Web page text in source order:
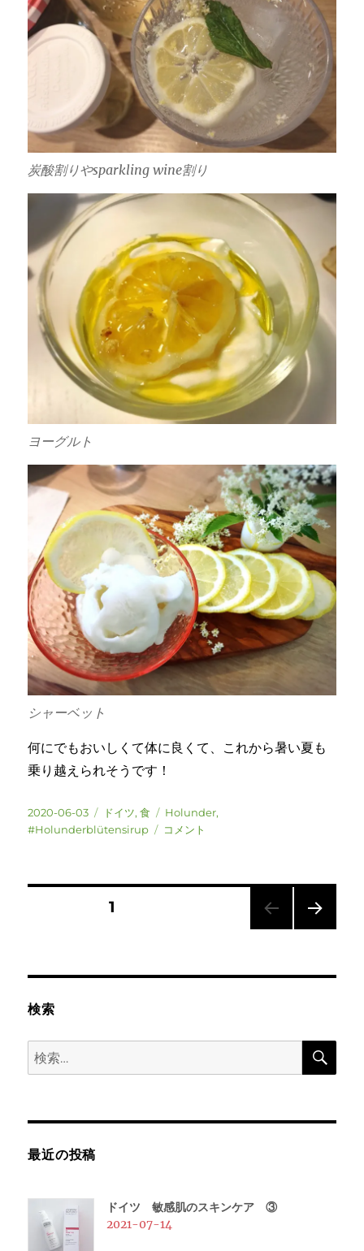
炭酸割りやsparkling wine割り
ヨーグルト
シャーベット
何にでもおいしくて体に良くて、これから暑い夏も
乗り越えられそうです！
投
稿
2020-06-03
カ
テ
ドイツ,食
タ
グ
Holunder,
#Holunderblütensirup
ド
に
コメント
の
ペ
ー
送
固定ページ1
検索
検
索:
検
最近の投稿
ドイツ 敏感肌のスキンケア ③
2021-07-14